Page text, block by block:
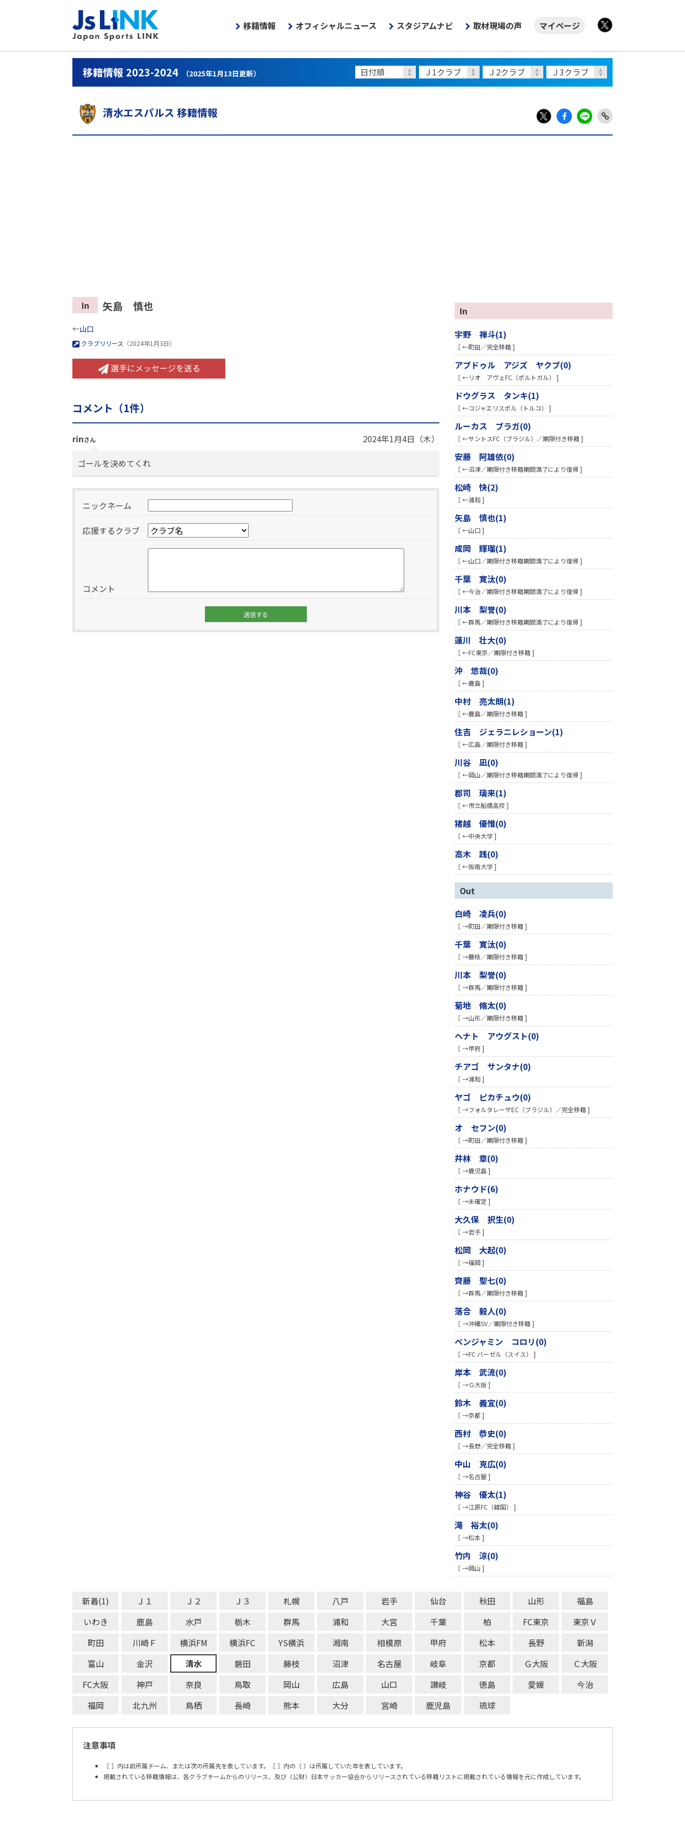
移籍情報 オフィシャルニュース スタジアムナビ 取材現場の声
マイページ
移籍情報 2023-2024 （2025年1月13日更新）
清水エスパルス 移籍情報
X
Fac LIN Link
In 矢島 慎也
←山口
クラブリリース （2024年1月3日）
選手にメッセージを送る
コメント（1件）
rinさん
2024年1月4日（木）
ゴールを決めてくれ
ニックネーム
応援するクラブ
コメント
In
宇野 禅斗(1)
［ ←町田／完全移籍 ]
アブドゥル アジズ ヤクブ(0)
［ ←リオ アヴェFC（ポルトガル） ]
ドウグラス タンキ(1)
［ ←コジャエリスポル（トルコ） ]
ルーカス ブラガ(0)
［ ←サントスFC（ブラジル）／期限付き移籍 ]
安藤 阿雄依(0)
［ ←沼津／期限付き移籍期間満了により復帰 ]
松崎 快(2)
［ ←浦和 ]
矢島 慎也(1)
［ ←山口 ]
成岡 輝瑠(1)
［ ←山口／期限付き移籍期間満了により復帰 ]
千葉 寛汰(0)
［ ←今治／期限付き移籍期間満了により復帰 ]
川本 梨誉(0)
［ ←群馬／期限付き移籍期間満了により復帰 ]
蓮川 壮大(0)
［ ←FC東京／期限付き移籍 ]
沖 悠哉(0)
［ ←鹿島 ]
中村 亮太朗(1)
［ ←鹿島／期限付き移籍 ]
住吉 ジェラニレショーン(1)
［ ←広島／期限付き移籍 ]
川谷 凪(0)
［ ←岡山／期限付き移籍期間満了により復帰 ]
郡司 璃来(1)
［ ←市立船橋高校 ]
猪越 優惟(0)
［ ←中央大学 ]
高木 践(0)
［ ←阪南大学 ]
Out
白崎 凌兵(0)
［ →町田／期限付き移籍 ]
千葉 寛汰(0)
［ →藤枝／期限付き移籍 ]
川本 梨誉(0)
［ →群馬／期限付き移籍 ]
菊地 脩太(0)
［ →山形／期限付き移籍 ]
ヘナト アウグスト(0)
［ →甲府 ]
チアゴ サンタナ(0)
［ →浦和 ]
ヤゴ ピカチュウ(0)
［ →フォルタレーザEC（ブラジル）／完全移籍 ]
オ セフン(0)
［ →町田／期限付き移籍 ]
井林 章(0)
［ →鹿児島 ]
ホナウド(6)
［ →未確定 ]
大久保 択生(0)
［ →岩手 ]
松岡 大起(0)
［ →福岡 ]
齊藤 聖七(0)
［ →群馬／期限付き移籍 ]
落合 毅人(0)
［ →沖縄SV／期限付き移籍 ]
ベンジャミン コロリ(0)
［ →FC バーゼル（スイス） ]
岸本 武流(0)
［ →Ｇ大阪 ]
鈴木 義宜(0)
［ →京都 ]
西村 恭史(0)
［ →長野／完全移籍 ]
中山 克広(0)
［ →名古屋 ]
神谷 優太(1)
［ →江原FC（韓国） ]
滝 裕太(0)
［ →松本 ]
竹内 涼(0)
［ →岡山 ]
新着(1) Ｊ１ Ｊ２ Ｊ３ 札幌 八戸 岩手 仙台 秋田 山形
福島
いわき
鹿島 水戸 栃木 群馬 浦和 大宮 千葉 柏 FC東京
東京Ｖ
町田
川崎Ｆ 横浜FM 横浜FC YS横浜 湘南 相模原 甲府 松本 長野
新潟
富山
金沢 清水 磐田 藤枝 沼津 名古屋 岐阜 京都 Ｇ大阪
Ｃ大阪
FC大阪
神戸 奈良 鳥取 岡山 広島 山口 讃岐 徳島 愛媛
今治
福岡
北九州 鳥栖 長崎 熊本 大分 宮崎 鹿児島 琉球
注意事項
［ ］内は前所属チーム、または次の所属先を表しています。［ ］内の（ ）は所属していた年を表しています。
掲載されている移籍情報は、各クラブチームからのリリース、及び（公財）日本サッカー協会からリリースされている移籍リストに掲載されている情報を元に作成しています。